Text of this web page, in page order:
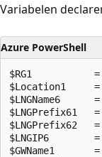
Variabelen
Azure PowerShell
$RG1           =
$Location1     =
$LNGName6
$LNGPrefix61
$LNGPrefix62
$LNGIP6        =
$GWName1       =